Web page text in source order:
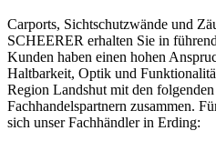
Carports, Sichtschutzwände und
SCHEERER erhalten Sie in
Kunden haben einen hohen
Haltbarkeit, Optik und
Region Landshut mit den
Fachhandelspartnern zusammen.
sich unser Fachhändler in Erding: